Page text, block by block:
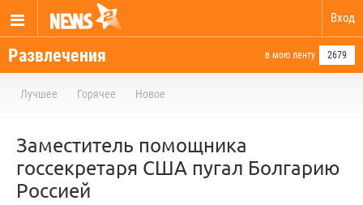
Вход
Развлечения в мою ленту 2679
Лучшее Горячее Новое
Заместитель помощника
госсекретаря США пугал Болгарию
Россией